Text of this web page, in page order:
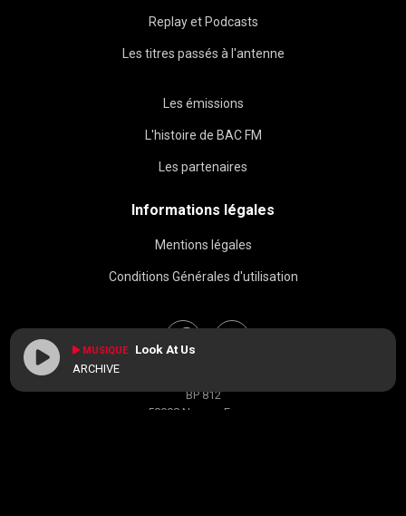
Replay et Podcasts
Les titres passés à l'antenne
Les émissions
L'histoire de BAC FM
Les partenaires
Informations légales
Mentions légales
Conditions Générales d'utilisation
BP 812
58008 Nevers, France
MUSIQUE Look At Us
ARCHIVE